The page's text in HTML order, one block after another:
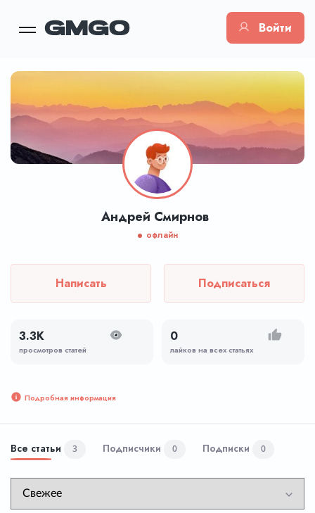
Войти
Андрей Смирнов
офлайн
Написать Подписаться
3.3K
просмотров статей
0
лайков на всех статьях
Подробная информация
Все статьи 3 Подписчики 0 Подписки 0